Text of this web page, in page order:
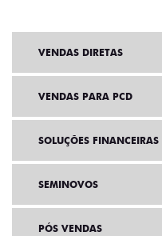
VENDAS DIRETAS
VENDAS PARA PCD
SOLUÇÕES FINANCEIRAS
SEMINOVOS
PÓS VENDAS